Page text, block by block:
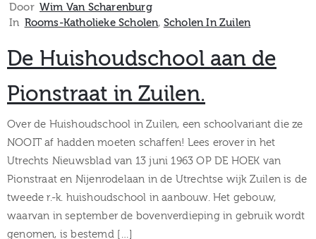
Door Wim Van Scharenburg
In Rooms-Katholieke Scholen‚ Scholen In Zuilen
De Huishoudschool aan de
Pionstraat in Zuilen.
Over de Huishoudschool in Zuilen, een schoolvariant die ze
NOOIT af hadden moeten schaffen! Lees erover in het
Utrechts Nieuwsblad van 13 juni 1963 OP DE HOEK van
Pionstraat en Nijenrodelaan in de Utrechtse wijk Zuilen is de
tweede r.-k. huishoudschool in aanbouw. Het gebouw,
waarvan in september de bovenverdieping in gebruik wordt
genomen, is bestemd […]